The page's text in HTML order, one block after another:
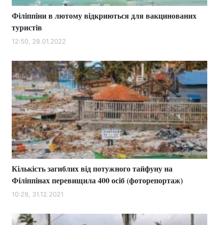
Філіппіни в лютому відкриються для вакцинованих
туристів
12:50, 28.01.2022
Кількість загиблих від потужного тайфуну на
Філіппінах перевищила 400 осіб (фоторепортаж)
10:29, 31.12.2021